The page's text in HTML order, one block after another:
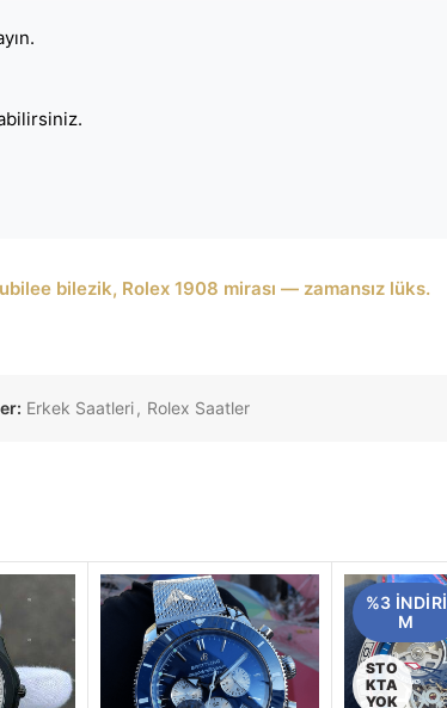
bilezik, Rolex 1908 mirası — zamansız lüks.
Erkek Saatleri, Rolex Saatler
%3 INDIRI
M
STO
KTA
YOK